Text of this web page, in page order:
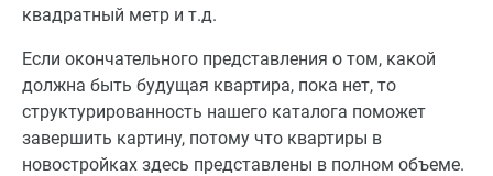
квадратный метр и т.д.
Если окончательного представления о том, какой
должна быть будущая квартира, пока нет, то
структурированность нашего каталога поможет
завершить картину, потому что квартиры в
новостройках здесь представлены в полном объеме.